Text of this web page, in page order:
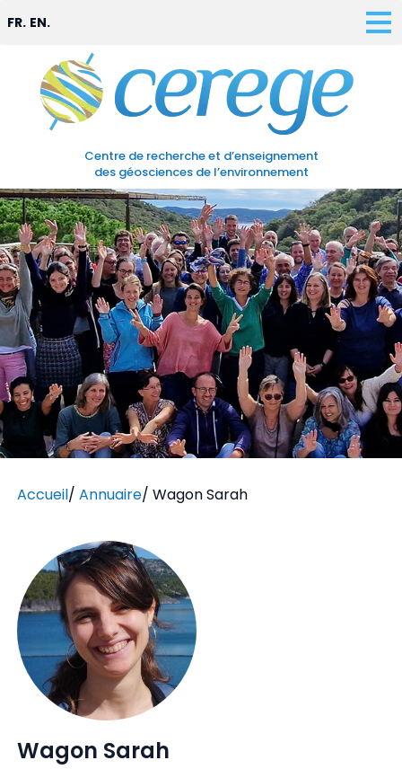
Centre de recherche et d’enseignement
des géosciences de l’environnement
FR. EN.
Accueil/ Annuaire/ Wagon Sarah
Wagon Sarah